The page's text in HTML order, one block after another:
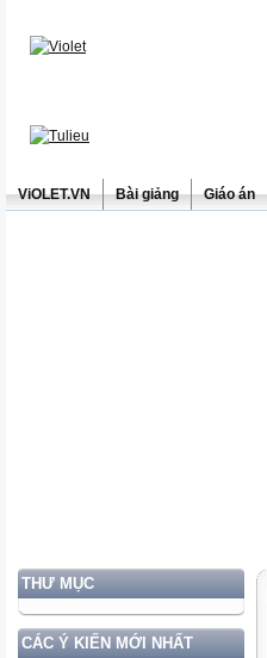
ViOLET.VN Bài giảng Giáo án
THƯ MỤC
CÁC Ý KIẾN MỚI NHẤT